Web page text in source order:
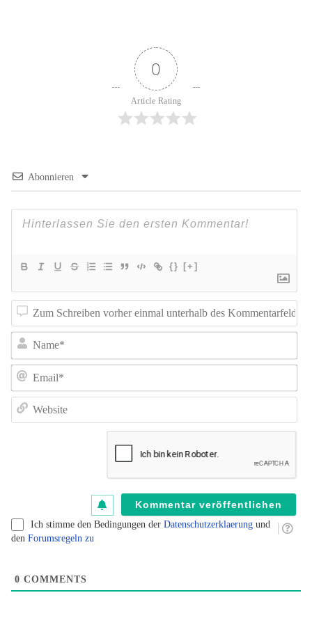
0
Article Rating
Abonnieren
{} [+]
Ich stimme den Bedingungen der Datenschutzerklaerung und
den Forumsregeln zu
0 COMMENTS